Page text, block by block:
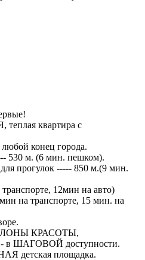
квартира с
конец города.
530 м. (6 мин. пешком).
прогулок ----- 850 м.(9 мин.
12мин на авто)
на транспорте, 15 мин. на
КРАСОТЫ,
в ШАГОВОЙ доступности.
детская площадка.